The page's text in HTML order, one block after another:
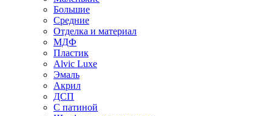
Большие
Средние
Отделка и материал
МДФ
Пластик
Alvic Luxe
Эмаль
Акрил
ДСП
С патиной